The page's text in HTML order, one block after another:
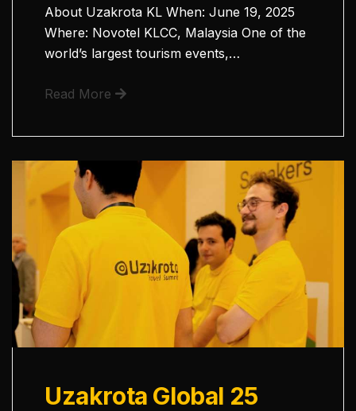
About Uzakrota KL When: June 19, 2025
Where: Novotel KLCC, Malaysia One of the
world’s largest tourism events,…
Read More
Uzakrota Global 25